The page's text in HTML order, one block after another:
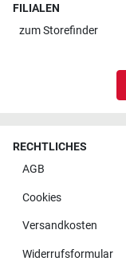
FILIALEN
zumStorefinder
RECHTLICHES
AGB
Cookies
Versandkosten
Widerrufsformular